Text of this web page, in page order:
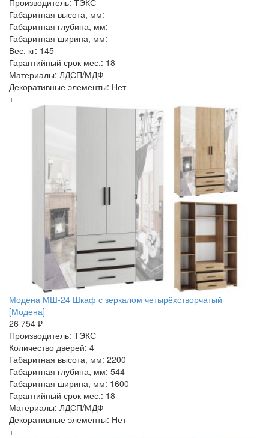
Производитель: ТЭКС
Габаритная высота, мм:
Габаритная глубина, мм:
Габаритная ширина, мм:
Вес, кг: 145
Гарантийный срок мес.: 18
Материалы: ЛДСП/МДФ
Декоративные элементы: Нет
+
Модена МШ-24 Шкаф с зеркалом четырёхстворчатый
[Модена]
26 754 ₽
Производитель: ТЭКС
Количество дверей: 4
Габаритная высота, мм: 2200
Габаритная глубина, мм: 544
Габаритная ширина, мм: 1600
Гарантийный срок мес.: 18
Материалы: ЛДСП/МДФ
Декоративные элементы: Нет
+